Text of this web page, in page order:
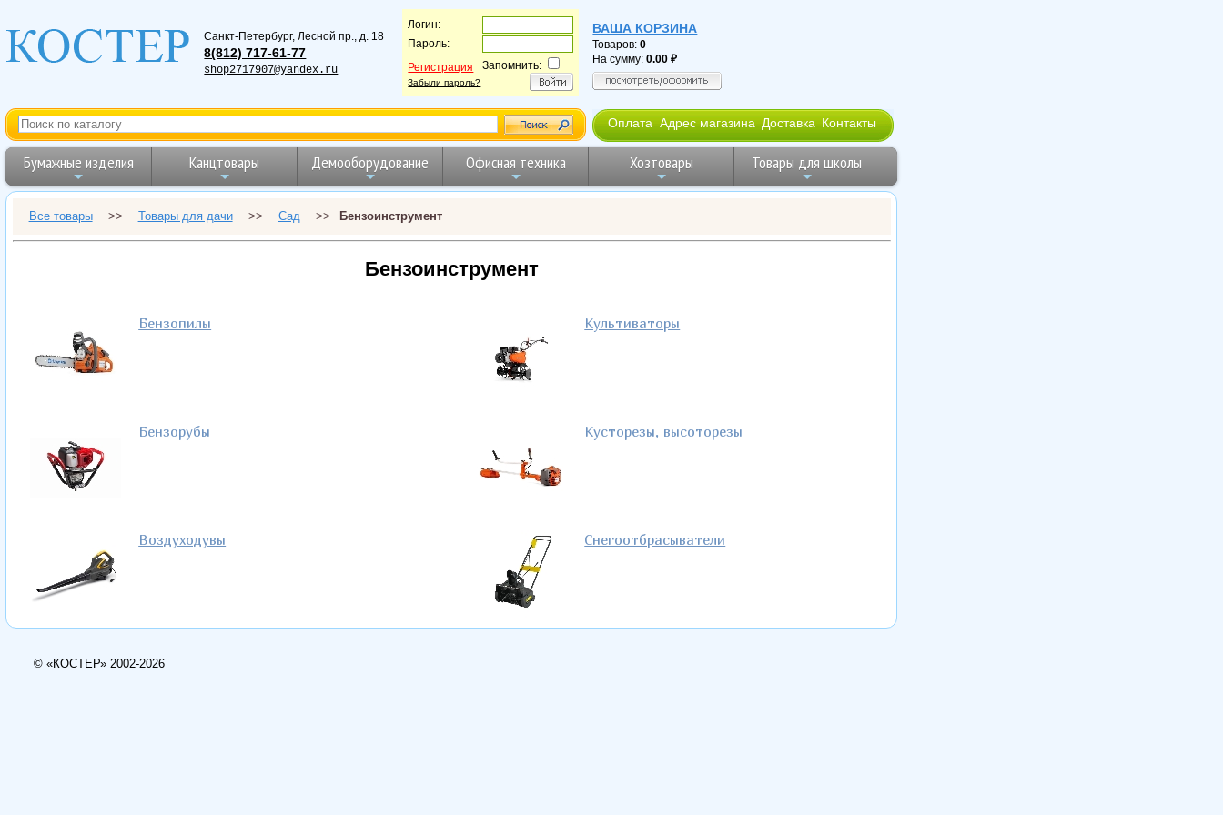
Санкт-Петербург, Лесной пр., д. 18
8(812) 717-61-77
shop2717907@yandex.ru
Логин:
Пароль:
Регистрация
Забыли пароль?
Запомнить:
ВАША КОРЗИНА
Товаров:0
На сумму:0.00
Оплата Адрес магазина Доставка Контакты
Бумажные изделия Канцтовары Демооборудование Офисная техника Хозтовары Товары для школы
Все товары >> Товары для дачи >> Сад >> Бензоинструмент
Бензоинструмент
Бензопилы
Бензорубы
Воздуходувы
Культиваторы
Кусторезы, высоторезы
Снегоотбрасыватели
© «КОСТЕР» 2002-2026